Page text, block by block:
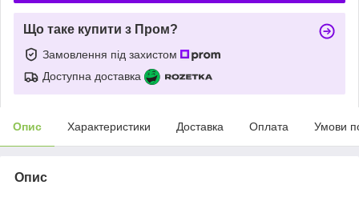
Що таке купити з Пром?
Замовлення під захистом
Доступна доставка
Опис Характеристики Доставка Оплата Умови
Опис